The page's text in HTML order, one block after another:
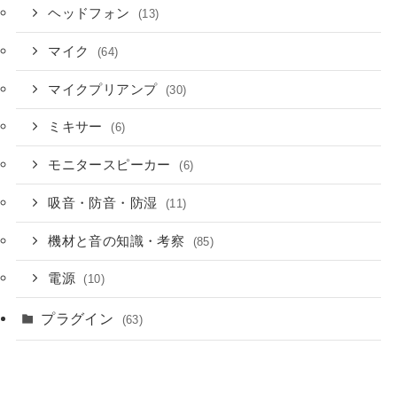
ヘッドフォン (13)
マイク (64)
マイクプリアンプ (30)
ミキサー (6)
モニタースピーカー (6)
吸音・防音・防湿 (11)
機材と音の知識・考察 (85)
電源 (10)
プラグイン (63)